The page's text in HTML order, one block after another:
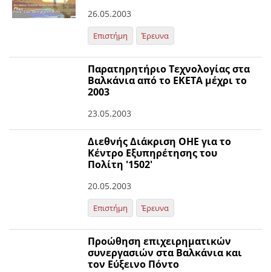
26.05.2003
Επιστήμη Έρευνα
Παρατηρητήριο Τεχνολογίας στα
Βαλκάνια από το ΕΚΕΤΑ μέχρι το
2003
23.05.2003
Διεθνής Διάκριση ΟΗΕ για το
Κέντρο Εξυπηρέτησης του
Πολίτη '1502'
20.05.2003
Επιστήμη Έρευνα
Προώθηση επιχειρηματικών
συνεργασιών στα Βαλκάνια και
τον Εύξεινο Πόντο